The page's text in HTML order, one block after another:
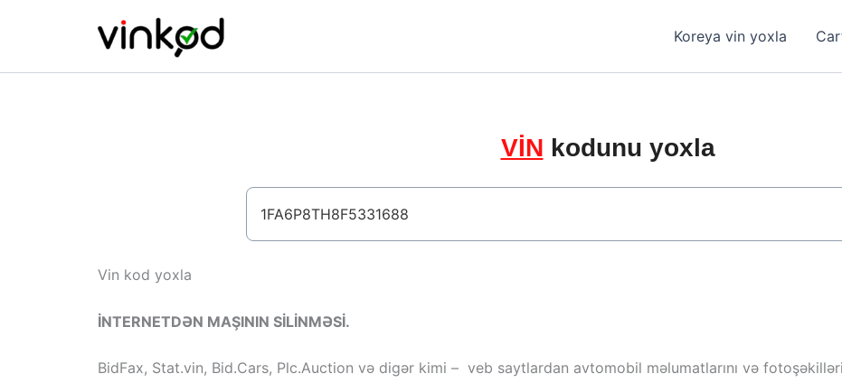
Koreya vin yoxla
VİN kodunu yoxla
Vin kod yoxla
İNTERNETDƏN MAŞININ SİLİNMƏSİ.
BidFax, Stat.vin, Bid.Cars, Plc.Auction və digər kimi – veb saytlardan avtomobil məlumatlarını və